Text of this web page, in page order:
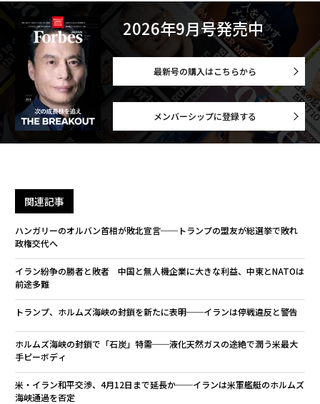
2026年9月号発売中
最新号の購入はこちらから
メンバーシップに登録する
関連記事
ハンガリーのオルバン首相が敗北宣言──トランプの盟友が総選挙で敗れ
政権交代へ
イラン紛争の勝者と敗者 中国と無人機企業に大きな利益、中東とNATOは
前途多難
トランプ、ホルムズ海峡の封鎖を新たに表明──イランは停戦違反と警告
ホルムズ海峡の封鎖で「石炭」特需──液化天然ガスの途絶で潤う米最大
手ピーボディ
米・イラン和平交渉、4月12日まで延長か──イランは米軍艦艇のホルムズ
海峡通過を否定